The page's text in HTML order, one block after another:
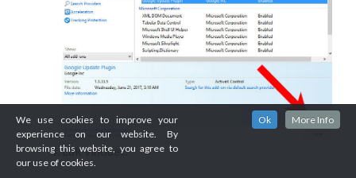
Luk vinduet.
We use cookies to improve your
experience on our website. By
browsing this website, you agree to
our use of cookies.
Ok More Info